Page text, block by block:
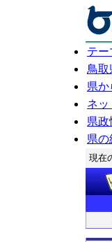
テー
鳥取
県か
ネッ
県政
県の
現在